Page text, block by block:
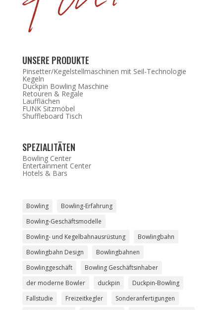
UNSERE PRODUKTE
Pinsetter/Kegelstellmaschinen mit Seil-Technologie
Kegeln
Duckpin Bowling Maschine
Retouren & Regale
Laufflächen
FUNK Sitzmöbel
Shuffleboard Tisch
SPEZIALITÄTEN
Bowling Center
Entertainment Center
Hotels & Bars
Bowling
Bowling-Erfahrung
Bowling-Geschäftsmodelle
Bowling- und Kegelbahnausrüstung
Bowlingbahn
Bowlingbahn Design
Bowlingbahnen
Bowlinggeschäft
Bowling Geschäftsinhaber
der moderne Bowler
duckpin
Duckpin-Bowling
Fallstudie
Freizeitkegler
Sonderanfertigungen